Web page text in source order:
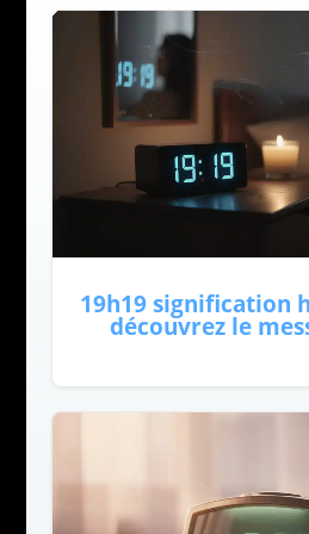
19h19 signification
découvrez le